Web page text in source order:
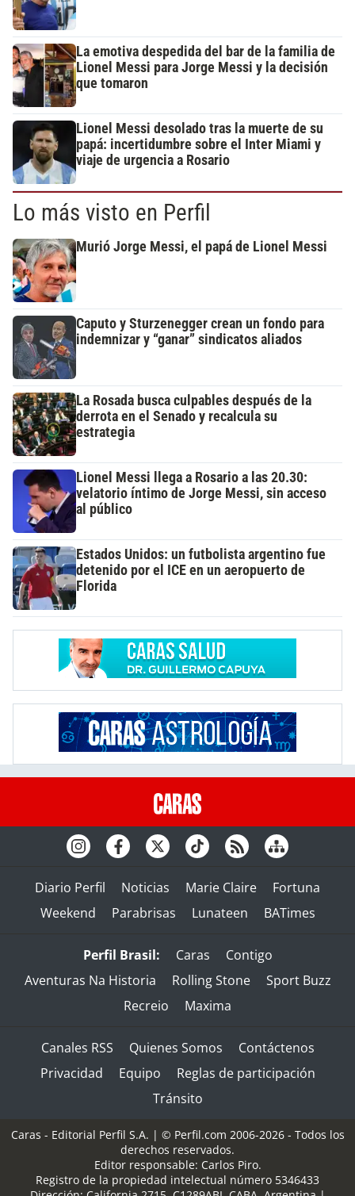
La emotiva despedida del bar de la familia de
Lionel Messi para Jorge Messi y la decisión
que tomaron
Lionel Messi desolado tras la muerte de su
papá: incertidumbre sobre el Inter Miami y
viaje de urgencia a Rosario
Lo más visto en Perfil
Murió Jorge Messi, el papá de Lionel Messi
Caputo y Sturzenegger crean un fondo para
indemnizar y “ganar” sindicatos aliados
La Rosada busca culpables después de la
derrota en el Senado y recalcula su
estrategia
Lionel Messi llega a Rosario a las 20.30:
velatorio íntimo de Jorge Messi, sin acceso
al público
Estados Unidos: un futbolista argentino fue
detenido por el ICE en un aeropuerto de
Florida
Diario Perfil Noticias Marie Claire
Fortuna
Weekend
Parabrisas Lunateen BATimes
Perfil Brasil: Caras
Contigo
Aventuras Na Historia
Rolling Stone
Sport Buzz
Recreio
Maxima
Canales RSS Quienes Somos
Contáctenos
Privacidad
Equipo
Reglas de participación
Tránsito
Caras - Editorial Perfil S.A. | © Perfil.com 2006-2026 - Todos los
derechos reservados.
Editor responsable: Carlos Piro.
Registro de la propiedad intelectual número 5346433